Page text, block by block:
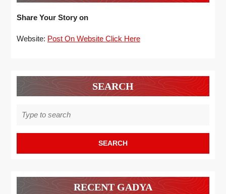
Share Your Story on
Website: Post On Website Click Here
SEARCH
for:
RECENT GADYA